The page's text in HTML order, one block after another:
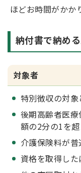
ほどお時間がかか
納付書で納め
対象者
特別徴収の対
後期高齢者医
額の2分の1を
介護保険料が
資格を取得し